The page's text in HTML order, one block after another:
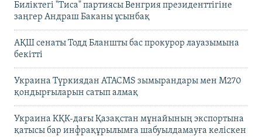
Биліктегі "Тиса" партиясы Венгрия президенттігіне
заңгер Андраш Баканы ұсынбақ
АҚШ сенаты Тодд Бланшты бас прокурор лауазымына
бекітті
Украина Түркиядан ATACMS зымырандары мен M270
қондырғыларын сатып алмақ
Украина КҚК-дағы Қазақстан мұнайының экспортына
қатысы бар инфрақұрылымға шабуылдамауға келіскен